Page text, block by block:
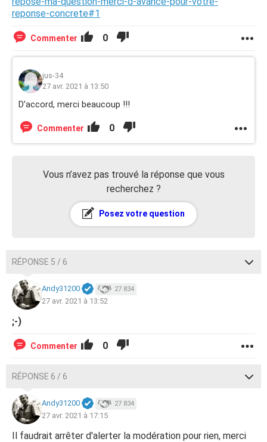
reponse-concrete#1
Commenter 0
jus-34
27 avr. 2021 à 13:50
D’accord, merci beaucoup !!!
Commenter 0
Vous n’avez pas trouvé la réponse que vous
recherchez ?
Posez votre question
RÉPONSE 5 / 6
Andy31200 27 834
27 avr. 2021 à 13:52
;-)
Commenter 0
RÉPONSE 6 / 6
Andy31200 27 834
27 avr. 2021 à 17:15
Il faudrait arrêter d'alerter la modération pour rien, merci